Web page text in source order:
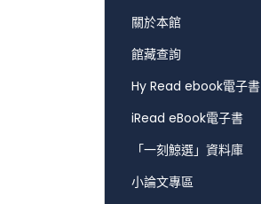
關於本館
館藏查詢
Hy Read ebook電子書
iRead eBook電子書
「一刻鯨選」資料庫
小論文專區